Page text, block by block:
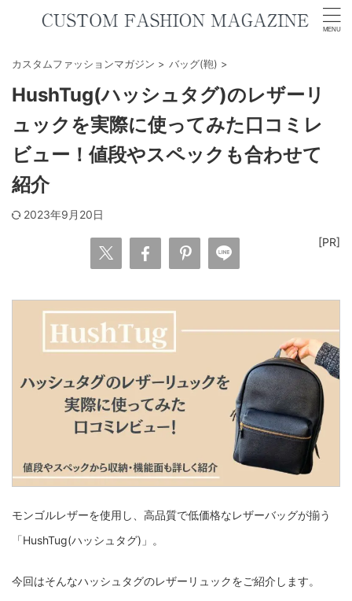
カスタムファッションマガジン > バッグ(鞄) >
HushTug(ハッシュタグ)のレザーリ
ュックを実際に使ってみた口コミレ
ビュー！値段やスペックも合わせて
紹介
2023年9月20日
[PR]
モンゴルレザーを使用し、高品質で低価格なレザーバッグが揃う
「HushTug(ハッシュタグ)」。
今回はそんなハッシュタグのレザーリュックをご紹介します。